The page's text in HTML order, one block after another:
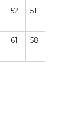
52 51
61 58